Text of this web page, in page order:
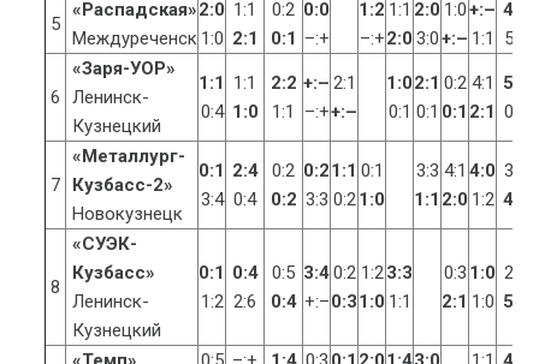
5
«Распадская»
Междуреченск
2:0
1:0
1:1
2:1
0:2
0:1
0:0
–:+
1:2
–:+
1:1
2:0
2:0
3:0
1:0
+:–
+:–
1:1
4:1
5:1
6
«Заря-УОР»
Ленинск-
Кузнецкий
1:1
0:4
1:1
1:0
2:2
1:1
+:–
–:+
2:1
+:–
1:0
0:1
2:1
0:1
0:2
0:1
4:1
2:1
5:1
0:5
7
«Металлург-
Кузбасс-2»
Новокузнецк
0:1
3:4
2:4
0:4
0:2
0:2
0:2
3:3
1:1
0:2
0:1
1:0
3:3
1:1
4:1
2:0
4:0
1:2
3:1
4:2
8
«СУЭК-
Кузбасс»
Ленинск-
Кузнецкий
0:1
1:2
0:4
2:6
0:5
0:4
3:4
+:–
0:2
0:3
1:2
1:0
3:3
1:1
0:3
2:1
1:0
1:0
2:3
5:3